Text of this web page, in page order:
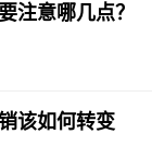
注意哪几点？
该如何转变